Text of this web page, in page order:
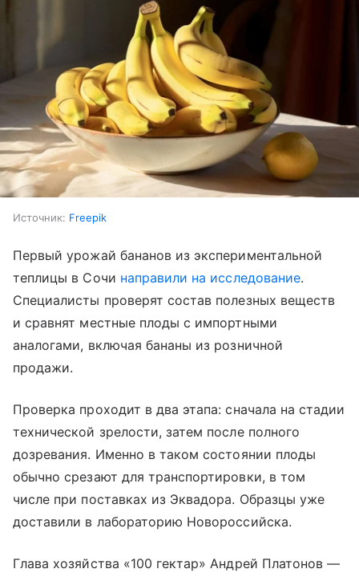
Источник: Freepik
Первый урожай бананов из экспериментальной
теплицы в Сочи направили на исследование.
Специалисты проверят состав полезных веществ
и сравнят местные плоды с импортными
аналогами, включая бананы из розничной
продажи.
Проверка проходит в два этапа: сначала на стадии
технической зрелости, затем после полного
дозревания. Именно в таком состоянии плоды
обычно срезают для транспортировки, в том
числе при поставках из Эквадора. Образцы уже
доставили в лабораторию Новороссийска.
Глава хозяйства «100 гектар» Андрей Платонов —